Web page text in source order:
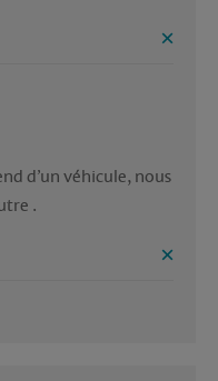
d’un véhicule, nous
.